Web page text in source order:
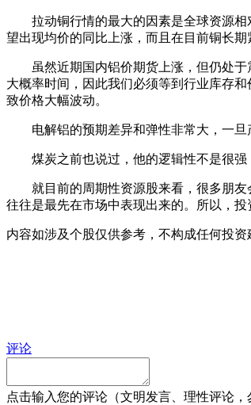
拉动铜行情的最大的因素是全球资源相
望出现均价的同比上涨，而且在目前铜长
虽然近期国内铝价期货上涨，但仍处于
大概率时间，因此我们必须等到行业库存
致价格大幅波动。
电解铝的预期差异和弹性非常大，一旦
煤炭之前也说过，他的逻辑性不是很强
就目前的周期性资源股来看，很多朋友
往往是最先在市场中表现出来的。所以，
内容如涉及个股仅供参考，不构成任何投
评论
点击输入您的评论（文明发言、理性评论，